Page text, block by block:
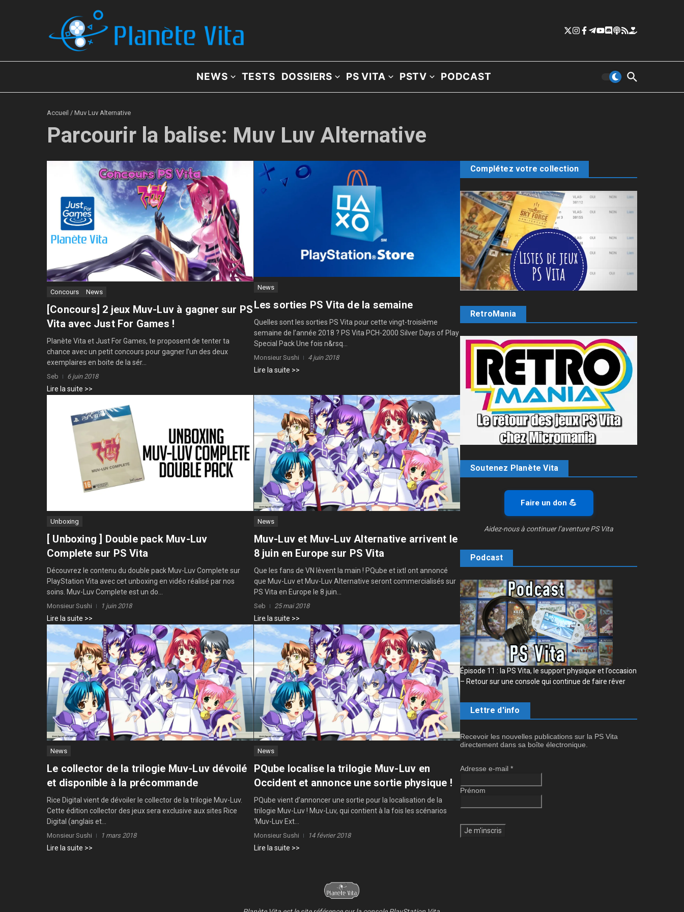
NEWS TESTS DOSSIERS PS VITA PSTV PODCAST
Accueil / Muv Luv Alternative
Parcourir la balise: Muv Luv Alternative
Concours News
[Concours] 2 jeux Muv-Luv à gagner sur PS
Vita avec Just For Games !
Planète Vita et Just For Games, te proposent de tenter ta
chance avec un petit concours pour gagner l’un des deux
exemplaires en boite de la sér...
Seb 6 juin 2018
Lire la suite >>
News
Les sorties PS Vita de la semaine
Quelles sont les sorties PS Vita pour cette vingt-troisième
semaine de l’année 2018 ? PS Vita PCH-2000 Silver Days of Play
Special Pack Une fois n&rsq...
Monsieur Sushi 4 juin 2018
Lire la suite >>
Unboxing
[ Unboxing ] Double pack Muv-Luv
Complete sur PS Vita
Découvrez le contenu du double pack Muv-Luv Complete sur
PlayStation Vita avec cet unboxing en vidéo réalisé par nos
soins. Muv-Luv Complete est un do...
Monsieur Sushi 1 juin 2018
Lire la suite >>
News
Muv-Luv et Muv-Luv Alternative arrivent le
8 juin en Europe sur PS Vita
Que les fans de VN lèvent la main ! PQube et ixtl ont annoncé
que Muv-Luv et Muv-Luv Alternative seront commercialisés sur
PS Vita en Europe le 8 juin...
Seb 25 mai 2018
Lire la suite >>
News
Le collector de la trilogie Muv-Luv dévoilé
et disponible à la précommande
Rice Digital vient de dévoiler le collector de la trilogie Muv-Luv.
Cette édition collector des jeux sera exclusive aux sites Rice
Digital (anglais et...
Monsieur Sushi 1 mars 2018
Lire la suite >>
News
PQube localise la trilogie Muv-Luv en
Occident et annonce une sortie physique !
PQube vient d’annoncer une sortie pour la localisation de la
trilogie Muv-Luv ! Muv-Luv, qui contient à la fois les scénarios
‘Muv-Luv Ext...
Monsieur Sushi 14 février 2018
Lire la suite >>
Complétez votre collection
RetroMania
Soutenez Planète Vita
Faire un don 💪
Aidez-nous à continuer l’aventure PS Vita
Podcast
Épisode 11 : la PS Vita, le support physique et l’occasion
– Retour sur une console qui continue de faire rêver
Lettre d'info
Recevoir les nouvelles publications sur la PS Vita
directement dans sa boîte électronique.
Adresse e-mail *
Prénom